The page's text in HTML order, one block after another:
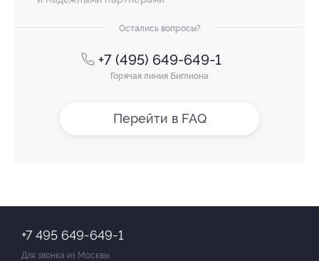
Остались вопросы?
+7 (495) 649-649-1
Горячая линия Биглиона
Перейти в FAQ
+7 495 649-649-1
Для звонка из Москвы